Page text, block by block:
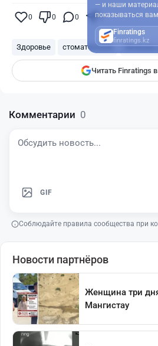
0 0 0 0
Здоровье стоматология Лечение
Читать Finratings
— и наши
показываться вам
Finratings
finratings.kz
Комментарии 0
GIF
Соблюдайте правила сообщества при